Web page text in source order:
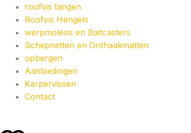
roofvis tangen
Roofvis Hengels
werpmolens en Baitcasters
Schepnetten en Onthaakmatten
opbergen
Aanbiedingen
Karpervissen
Contact